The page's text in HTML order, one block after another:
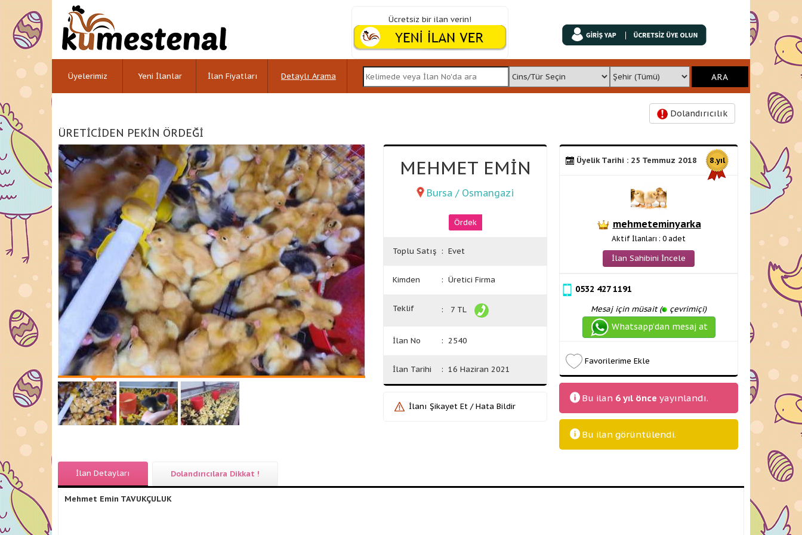
Ücretsiz bir ilan verin!
Üyelerimiz Yeni İlanlar İlan Fiyatları Detaylı Arama
Dolandırıcılık
ÜRETİCİDEN PEKİN ÖRDEĞİ
MEHMET EMİN
Bursa / Osmangazi
Ördek
Toplu Satış : Evet
Kimden : Üretici Firma
Teklif : 7 TL
İlan No : 2540
İlan Tarihi : 16 Haziran 2021
İlanı Şikayet Et / Hata Bildir
Üyelik Tarihi : 25 Temmuz 2018 8.yıl
mehmeteminyarka
Aktif İlanları : 0 adet
İlan Sahibini İncele
0532 427 1191
Mesaj için müsait ( çevrimiçi)
Whatsapp’dan mesaj at
Favorilerime Ekle
Bu ilan 6 yıl önce yayınlandı.
Bu ilan görüntülendi.
İlan Detayları Dolandırıcılara Dikkat !
Mehmet Emin TAVUKÇULUK